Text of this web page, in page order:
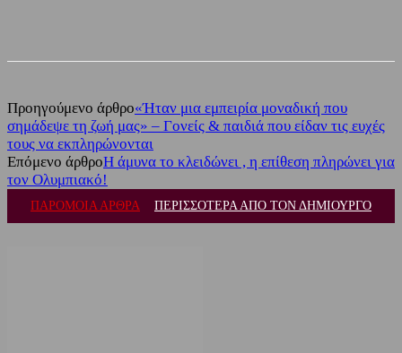
Προηγούμενο άρθρο«Ήταν μια εμπειρία μοναδική που
σημάδεψε τη ζωή μας» – Γονείς & παιδιά που είδαν τις ευχές
τους να εκπληρώνονται
Επόμενο άρθροΗ άμυνα το κλειδώνει , η επίθεση πληρώνει για
τον Ολυμπιακό!
ΠΑΡΟΜΟΙΑ ΑΡΘΡΑ ΠΕΡΙΣΣΟΤΕΡΑ ΑΠΟ ΤΟΝ ΔΗΜΙΟΥΡΓΟ